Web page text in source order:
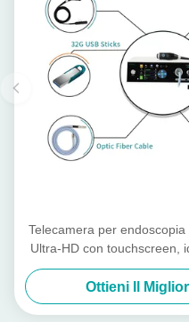
Telecamera per
Ultra-HD con touchscreen,
chirurgici
Ottieni Il